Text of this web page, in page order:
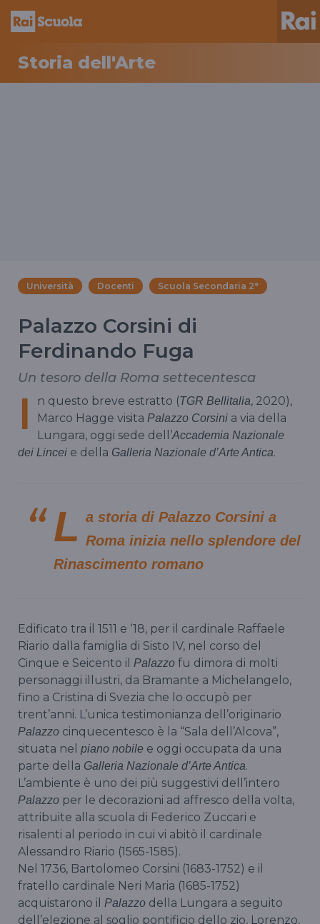
Storia dell'Arte
Università Docenti Scuola Secondaria 2°
Palazzo Corsini di
Ferdinando Fuga
Un tesoro della Roma settecentesca
I n questo breve estratto (TGR Bellitalia, 2020),
Marco Hagge visita Palazzo Corsini a via della
Lungara, oggi sede dell’Accademia Nazionale
dei Lincei e della Galleria Nazionale d’Arte Antica.
L a storia di Palazzo Corsini a
Roma inizia nello splendore del
Rinascimento romano
Edificato tra il 1511 e ‘18, per il cardinale Raffaele
Riario dalla famiglia di Sisto IV, nel corso del
Cinque e Seicento il
Palazzo fu dimora di molti
personaggi illustri, da Bramante a Michelangelo,
fino a Cristina di Svezia che lo occupò per
trent’anni. L’unica testimonianza dell’originario
Palazzo cinquecentesco è la “Sala dell’Alcova”,
situata nel piano nobile e oggi occupata da una
parte della Galleria Nazionale d’Arte Antica.
L’ambiente è uno dei più suggestivi dell’intero
Palazzo per le decorazioni ad affresco della volta,
attribuite alla scuola di Federico Zuccari e
risalenti al periodo in cui vi abitò il cardinale
Alessandro Riario (1565-1585).
Nel 1736, Bartolomeo Corsini (1683-1752) e il
fratello cardinale Neri Maria (1685-1752)
acquistarono il
Palazzo della Lungara a seguito
dell’elezione al soglio pontificio dello zio, Lorenzo,